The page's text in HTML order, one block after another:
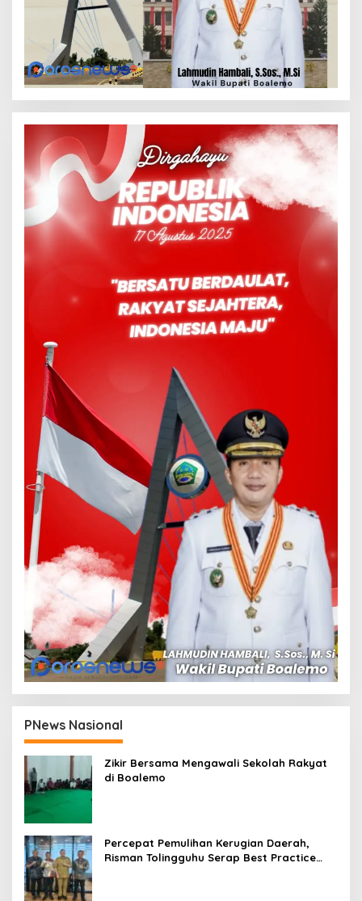
PNews Nasional
Zikir Bersama Mengawali Sekolah Rakyat
di Boalemo
Percepat Pemulihan Kerugian Daerah,
Risman Tolingguhu Serap Best Practice